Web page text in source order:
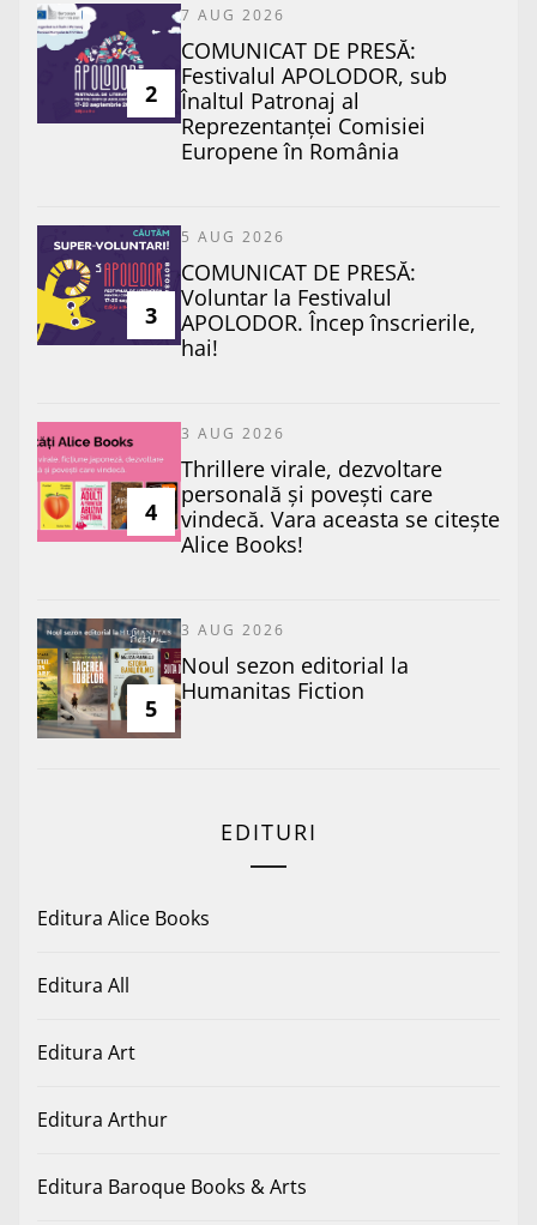
2
7 AUG 2026
COMUNICAT DE PRESĂ:
Festivalul APOLODOR, sub
Înaltul Patronaj al
Reprezentanței Comisiei
Europene în România
3
5 AUG 2026
COMUNICAT DE PRESĂ:
Voluntar la Festivalul
APOLODOR. Încep înscrierile,
hai!
4
3 AUG 2026
Thrillere virale, dezvoltare
personală și povești care
vindecă. Vara aceasta se citește
Alice Books!
5
3 AUG 2026
​Noul sezon editorial la
Humanitas Fiction
EDITURI
Editura Alice Books
Editura All
Editura Art
Editura Arthur
Editura Baroque Books & Arts